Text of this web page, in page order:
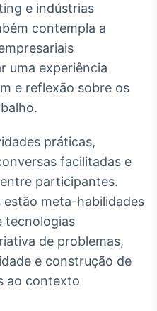
A melhor
plataforma para
analisar fundos
investimento
BroadFast
Em breve
e indústrias
contempla a
uma experiência
e reflexão sobre os
práticas,
facilitadas e
participantes.
meta-habilidades
tecnologias
de problemas,
e construção de
ao contexto